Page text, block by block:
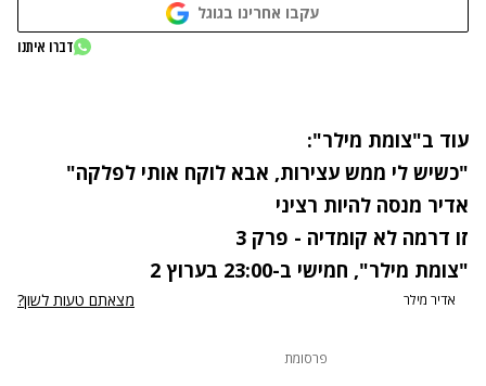
עקבו אחרינו בגוגל
נתקלנו בבעיה
דברו איתנו
עוד ב"צומת מילר":
"כשיש לי ממש עצירות, אבא לוקח אותי לפלקה"
אדיר מנסה להיות רציני
זו דרמה לא קומדיה - פרק 3
"צומת מילר", חמישי ב-23:00 בערוץ 2
אדיר מילר מצאתם טעות לשון?
פרסומת